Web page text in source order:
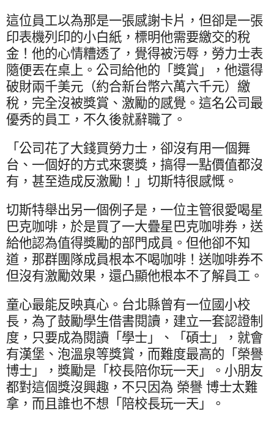
這位員工以為那是一張感謝卡片，但卻是一張
印表機列印的小白紙，標明他需要繳交的稅
金！他的心情糟透了，覺得被污辱，勞力士表
隨便丟在桌上。公司給他的「獎賞」，他還得
破財兩千美元（約合新台幣六萬六千元）繳
稅，完全沒被獎賞、激勵的感覺。這名公司最
優秀的員工，不久後就辭職了。
「公司花了大錢買勞力士，卻沒有用一個舞
台、一個好的方式來褒獎，搞得一點價值都沒
有，甚至造成反激勵！」切斯特很感慨。
切斯特舉出另一個例子是，一位主管很愛喝星
巴克咖啡，於是買了一大疊星巴克咖啡券，送
給他認為值得獎勵的部門成員。但他卻不知
道，那群團隊成員根本不喝咖啡！送咖啡券不
但沒有激勵效果，還凸顯他根本不了解員工。
童心最能反映真心。台北縣曾有一位國小校
長，為了鼓勵學生借書閱讀，建立一套認證制
度，只要成為閱讀「學士」、「碩士」，就會
有漢堡、泡溫泉等獎賞，而難度最高的「榮譽
博士」，獎勵是「校長陪你玩一天」。小朋友
都對這個獎沒興趣，不只因為 榮譽 博士太難
拿，而且誰也不想「陪校長玩一天」。